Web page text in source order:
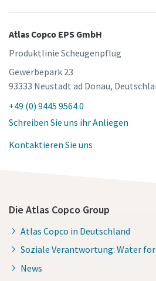
Atlas Copco EPS GmbH
Produktlinie Scheugenpflug
Gewerbepark 23
93333 Neustadt ad Donau,
+49 (0) 9445 9564 0
Schreiben Sie uns ihr Anliegen
Kontaktieren Sie uns
Die Atlas Copco Group
Atlas Copco in Deutschland
Soziale Verantwortung: Water
News